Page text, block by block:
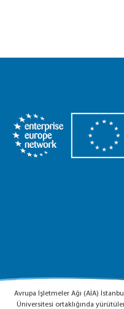
Avrupa İşletmeler Ağı (AİA)
Üniversitesi ortaklığında